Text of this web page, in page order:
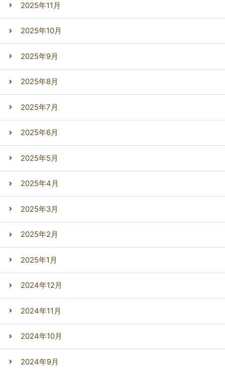
2025年11月
2025年10月
2025年9月
2025年8月
2025年7月
2025年6月
2025年5月
2025年4月
2025年3月
2025年2月
2025年1月
2024年12月
2024年11月
2024年10月
2024年9月